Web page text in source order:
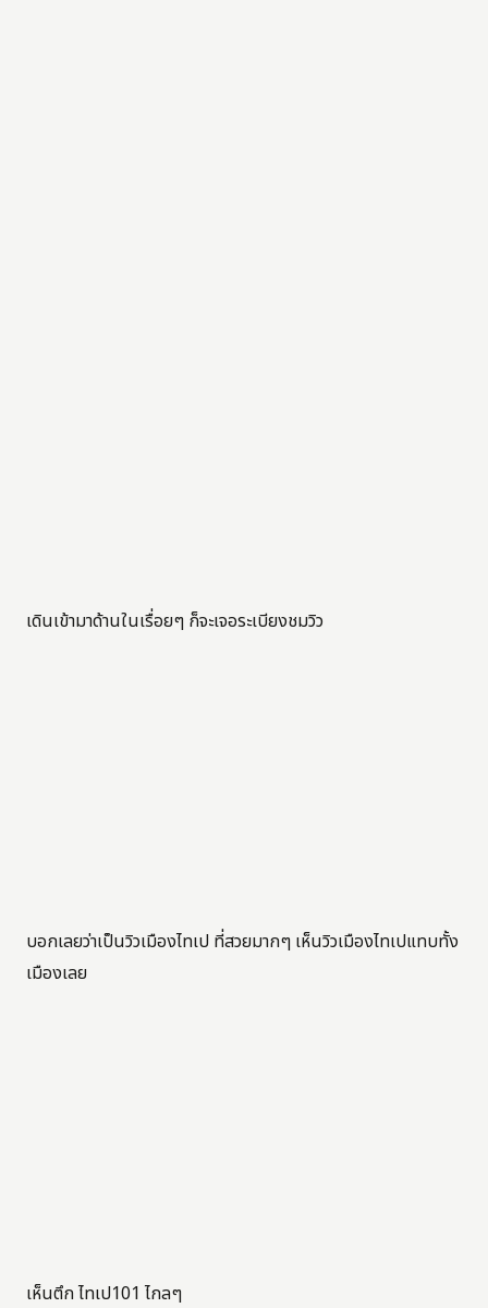
เดินเข้ามาด้านในเรื่อยๆ ก็จะเจอระเบียงชมวิว
บอกเลยว่าเป็นวิวเมืองไทเป ที่สวยมากๆ เห็นวิวเมืองไทเปแทบทั้ง
เมืองเลย
เห็นตึก ไทเป101 ไกลๆ